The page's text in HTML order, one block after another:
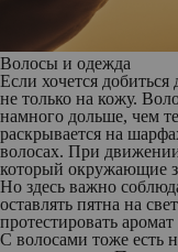
Волосы и одежда
Если хочется
не только на кожу.
намного дольше, чем
раскрывается на
волосах. При
который окружающие
Но здесь важно
оставлять пятна на
протестировать
С волосами тоже есть